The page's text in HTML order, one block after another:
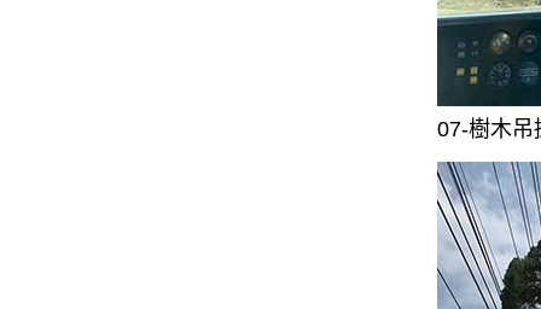
07-樹木吊